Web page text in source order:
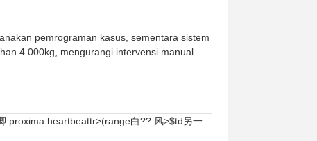
pemrograman kasus, sementara sistem
4.000kg, mengurangi intervensi manual.
proxima heartbeattr>(range白?? 风>$td另一